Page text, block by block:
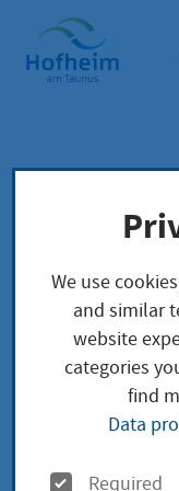
Home"
Sterbefall im
We use
and similar
website
categories
find
Data
O
Required